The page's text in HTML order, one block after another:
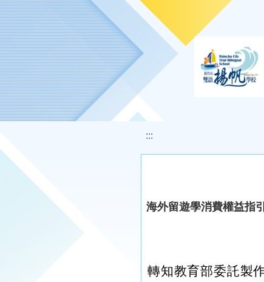
移至網頁之主要內容區位置
:::
海外留遊學消費權益指
轉知教育部委託製